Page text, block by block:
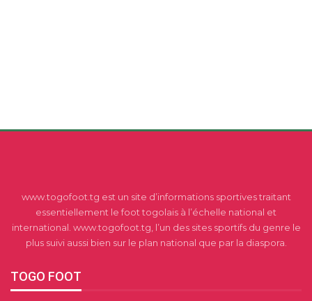
www.togofoot.tg est un site d’informations sportives traitant
essentiellement le foot togolais à l’échelle national et
international. www.togofoot.tg, l’un des sites sportifs du genre le
plus suivi aussi bien sur le plan national que par la diaspora.
TOGO FOOT